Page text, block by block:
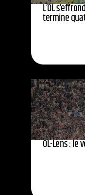
L’OL
termine
OL-Lens : le